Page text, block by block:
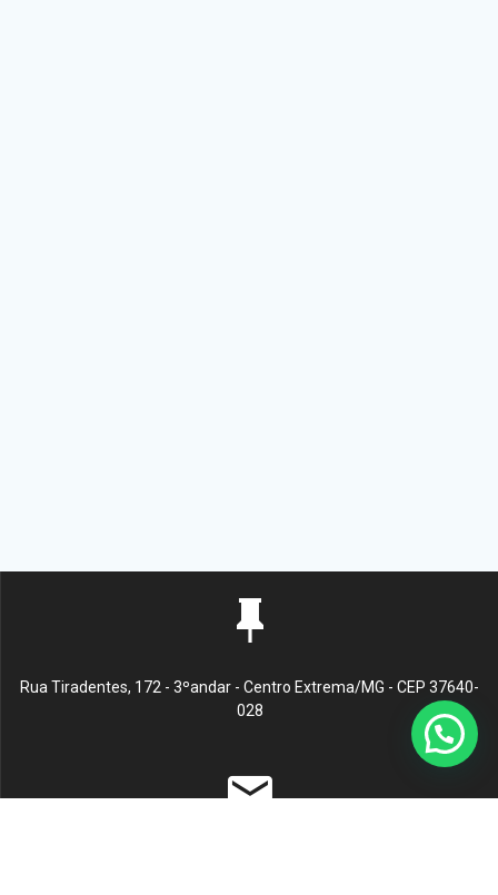
Rua Tiradentes, 172 - 3ºandar - Centro Extrema/MG - CEP 37640-
028